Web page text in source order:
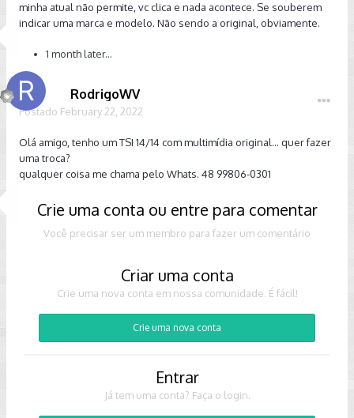
minha atual não permite, vc clica e nada acontece. Se souberem
indicar uma marca e modelo. Não sendo a original, obviamente.
1 month later...
RodrigoWV
Postado February 22, 2022
Olá amigo, tenho um TSI 14/14 com multimídia original… quer fazer
uma troca?
qualquer coisa me chama pelo Whats. 48 99806-0301
Crie uma conta ou entre para comentar
Você precisar ser um membro para fazer um comentário
Criar uma conta
Crie uma nova conta em nossa comunidade. É fácil!
Crie uma nova conta
Entrar
Já tem uma conta? Faça o login.